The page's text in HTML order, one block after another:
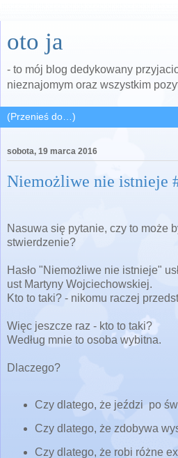
oto ja
- to mój blog dedykowany
nieznajomym oraz wszystkim
sobota, 19 marca 2016
Niemożliwe nie istnieje
Nasuwa się pytanie, czy to może
stwierdzenie?
Hasło "Niemożliwe nie istnieje"
ust Martyny Wojciechowskiej.
Kto to taki? - nikomu raczej
Więc jeszcze raz - kto to taki?
Według mnie to osoba wybitna.
Dlaczego?
Czy dlatego, że jeździ po
Czy dlatego, że zdobywa
Czy dlatego, że robi różne